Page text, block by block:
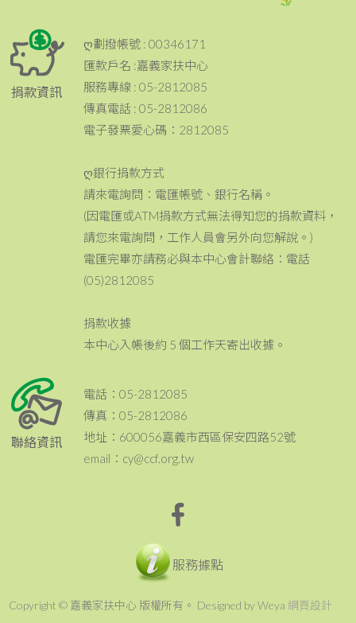
捐款資訊
ღ劃撥帳號 : 00346171
匯款戶名 :嘉義家扶中心
服務專線 : 05-2812085
傳真電話 : 05-2812086
電子發票愛心碼：2812085
ღ銀行捐款方式
請來電詢問：電匯帳號、銀行名稱。
(因電匯或ATM捐款方式無法得知您的捐款資料，
請您來電詢問，工作人員會另外向您解說。)
電匯完畢亦請務必與本中心會計聯絡：電話
(05)2812085
捐款收據
本中心入帳後約 5 個工作天寄出收據。
聯絡資訊
電話：05-2812085
傳真：05-2812086
地址：600056嘉義市西區保安四路52號
email：cy@ccf.org.tw
服務據點
Copyright © 嘉義家扶中心 版權所有。 Designed by Weya 網頁設計